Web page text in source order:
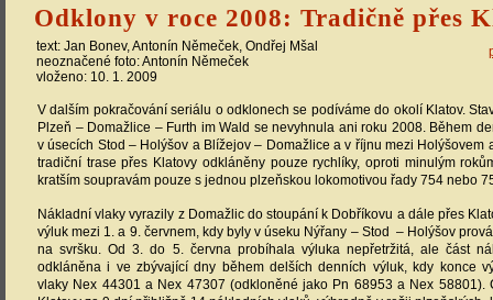
Odklony v roce 2008: Tradičně přes
text: Jan Bonev,Antonín Němeček, Ondřej Mšal
neoznačené foto:Antonín Němeček
vloženo: 10. 1. 2009
V dalším pokračování seriálu o odklonech se podíváme do okolí Klatov.
Plzeň – Domažlice – Furth im Wald se nevyhnula ani roku 2008. Během
v úsecích Stod – Holýšov a Blížejov – Domažlice a v říjnu mezi Holýšovem
tradiční trase přes Klatovy odkláněny pouze rychlíky, oproti minulým
kratším soupravám pouze s jednou plzeňskou lokomotivou řady 754 nebo
Nákladní vlaky vyrazily z Domažlic do stoupání k Dobříkovu a dále přes
výluk mezi 1. a 9. červnem, kdy byly v úseku Nýřany – Stod – Holýšov
na svršku. Od 3. do 5. června probíhala výluka nepřetržitá, ale část
odkláněna i ve zbývající dny během delších denních výluk, kdy konce
vlaky Nex 44301 a Nex 47307 (odkloněné jako Pn 68953 a Nex 58801).